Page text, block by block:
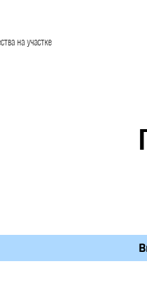
на участке